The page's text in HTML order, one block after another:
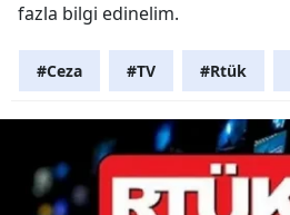
fazla bilgi edinelim.
#Ceza #TV #Rtük